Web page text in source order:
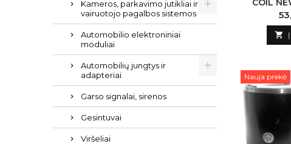
Kameros, parkavimo jutikliai ir
vairuotojo pagalbos sistemos
Automobilio elektroniniai
moduliai
Automobilių jungtys ir
adapteriai
Garso signalai, sirenos
Gesintuvai
Viršeliai
COIL

Nauja prekė